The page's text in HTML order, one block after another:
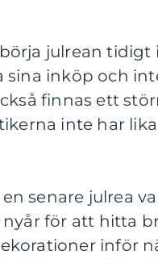
julrean
sina inköp och
finnas ett
inte har
senare julrea
för att hitta
inför